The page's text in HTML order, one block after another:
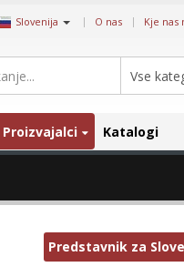
Slovenija | O nas Kje nas
Vse
Proizvajalci Katalogi
Predstavnik za